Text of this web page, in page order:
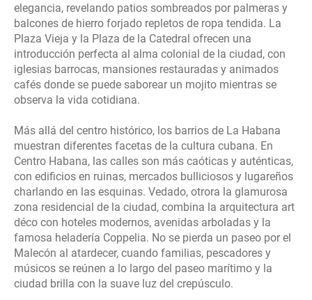
elegancia, revelando patios sombreados por palmeras y
balcones de hierro forjado repletos de ropa tendida. La
Plaza Vieja y la Plaza de la Catedral ofrecen una
introducción perfecta al alma colonial de la ciudad, con
iglesias barrocas, mansiones restauradas y animados
cafés donde se puede saborear un mojito mientras se
observa la vida cotidiana.
Más allá del centro histórico, los barrios de La Habana
muestran diferentes facetas de la cultura cubana. En
Centro Habana, las calles son más caóticas y auténticas,
con edificios en ruinas, mercados bulliciosos y lugareños
charlando en las esquinas. Vedado, otrora la glamurosa
zona residencial de la ciudad, combina la arquitectura art
déco con hoteles modernos, avenidas arboladas y la
famosa heladería Coppelia. No se pierda un paseo por el
Malecón al atardecer, cuando familias, pescadores y
músicos se reúnen a lo largo del paseo marítimo y la
ciudad brilla con la suave luz del crepúsculo.